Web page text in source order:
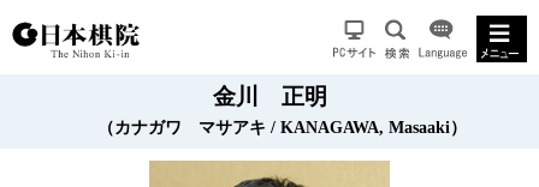
金川 正明
（カナガワ マサアキ / KANAGAWA, Masaaki）